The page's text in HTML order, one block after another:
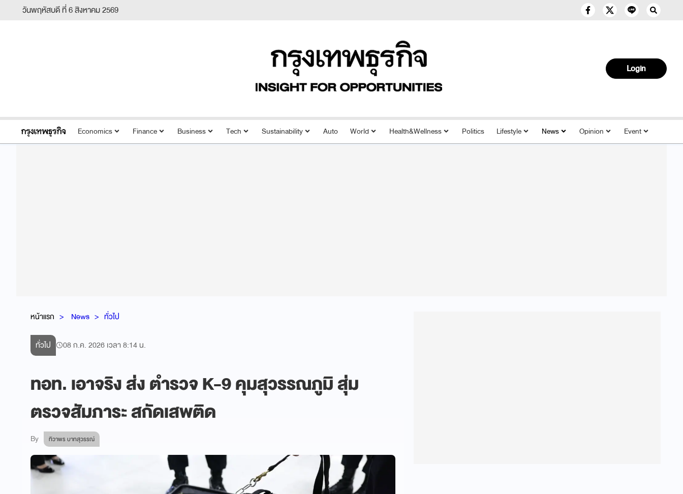
วันพฤหัสบดี ที่ 6 สิงหาคม 2569
Login
Economics Finance Business Tech Sustainability Auto World Health&Wellness Politics Lifestyle News Opinion Event
หน้าแรก News ทั่วไป
ทั่วไป 08 ก.ค. 2026 เวลา 8:14 น.
ทอท. เอาจริง ส่ง ตำรวจ K-9 คุมสุวรรณภูมิ สุ่ม
ตรวจสัมภาระ สกัดเสพติด
By ทิวาพร บาทสุวรรณ์